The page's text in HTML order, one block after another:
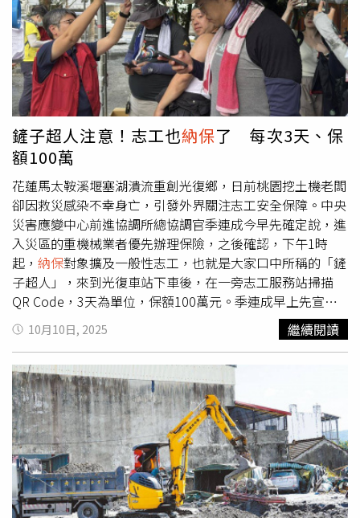
連成指出，截至11日止統計，約有1萬1105名志工完成投
保，呼籲民眾進到災區，除了注意自身安全，也務必透過
QR Code加保志工保險。他接著說明災區現況指出，目前除
了佛祖街外，已進入收尾工作，今天工作重點包含清理側溝
淤泥，總長約30公里的側溝截至昨天以清完18公里，剩下
12公里預計15日可以完成，佛祖街部分分成3區塊，其中
446巷前正在做最後優化整理，2200公尺的林田幹道剩下
600公尺可以打通，另外也會打通所有灌溉渠道。至於保安
寺沙包堆置部分，季連成認為還要再加強，他說，目前雖然
已經完成6萬包，但會加到8萬份，提供民眾防汛需求，以及
做農田瘀土覆蓋使用，避免下雨流入市區街道，造成二次傷
害。另外，他還提到，目前農田邊坡已有100公尺鋪上防水
袋，至後上下都會用沙包壓制固定，這樣下雨淤泥就不會流
到道路跟溝渠。
鏟子超人注意！志工也納保了 每次3天、保
額100萬
花蓮馬太鞍溪堰塞湖潰流重創光復鄉，日前桃園挖土機老闆
卻因救災感染不幸身亡，引發外界關注志工安全保障。中央
災害應變中心前進協調所總協調官季連成今早先確定說，進
入災區的重機械業者優先辦理保險，之後確認，下午1時
起， 納保對象擴及一般性志工，也就是大家口中所稱的「鏟
子超人」，來到光復車站下車後，在一旁志工服務站掃描
QR Code，3天為單位，保額100萬元。季連成早上先宣
布，志工投保，分為2個部分，今天開始只要進入到災區的
重機械業者、操作業者，優先辦理保險，會以3天為1個單
位，提供QR Code掃描，也會用GPS的足跡認定災區，一般
志工辦法仍在確認中。志工到光復車站旁志工分配站，掃描
QR Code投保。（圖／中國時報王志偉攝）志工到光復車站
旁志工分配站，掃描QR Code投保。（圖／中國時報王志偉
攝）到中午，中央災害應變中心前進協調所確定將志工加入
納保，也就是大家所稱「鏟子超人」，每次加保以3天為單
位，保額100萬元，政府幫忙投保、支付保費，志工到花蓮
光復火車站旁，志工分流（分配）站（車站門口左邊約100
公尺大帳篷區）掃描QR Code後投保，每天上午8時至下午
10月10日, 2025 繼續閱讀